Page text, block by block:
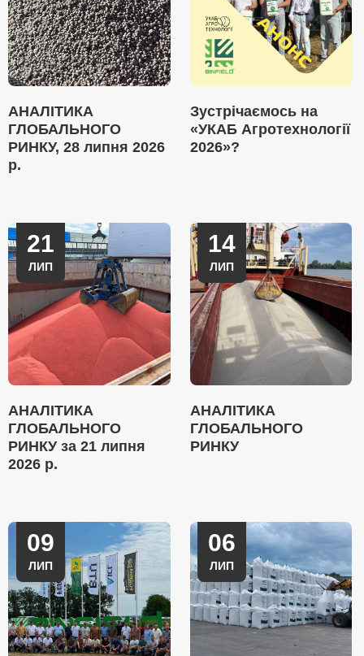
АНАЛІТИКА
ГЛОБАЛЬНОГО
РИНКУ, 28 липня 2026
р.
Зустрічаємось на
«УКАБ Агротехнології
2026»?
21
ЛИП
АНАЛІТИКА
ГЛОБАЛЬНОГО
РИНКУ за 21 липня
2026 р.
14
ЛИП
АНАЛІТИКА
ГЛОБАЛЬНОГО
РИНКУ
09
ЛИП
06
ЛИП